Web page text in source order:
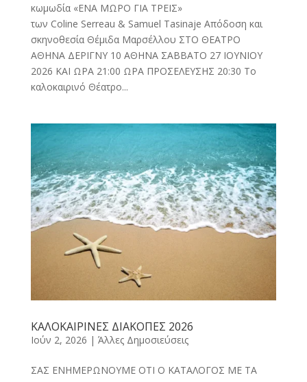
κωμωδία «ΕΝΑ ΜΩΡΟ ΓΙΑ ΤΡΕΙΣ»
των Coline Serreau & Samuel Tasinaje Απόδοση και
σκηνοθεσία Θέμιδα Μαρσέλλου ΣΤΟ ΘΕΑΤΡΟ
ΑΘΗΝΑ ΔΕΡΙΓΝΥ 10 ΑΘΗΝΑ ΣΑΒΒΑΤΟ 27 ΙΟΥΝΙΟΥ
2026 ΚΑΙ ΩΡΑ 21:00 ΩΡΑ ΠΡΟΣΕΛΕΥΣΗΣ 20:30 Το
καλοκαιρινό Θέατρο...
ΚΑΛΟΚΑΙΡΙΝΕΣ ΔΙΑΚΟΠΕΣ 2026
Ιούν 2, 2026 | Άλλες Δημοσιεύσεις
ΣΑΣ ΕΝΗΜΕΡΩΝΟΥΜΕ ΟΤΙ Ο ΚΑΤΑΛΟΓΟΣ ΜΕ ΤΑ